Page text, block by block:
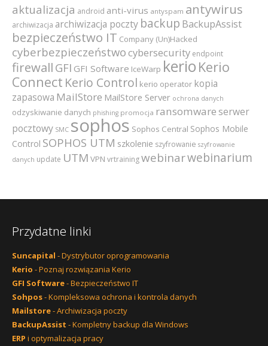
aktualizacja android anti-virus antyspam antywirus
archiwizacja archiwizacja poczty backup BackupAssist
bezpieczeństwo IT Company (Un)Hacked
cyberbezpieczeństwocybersecurity endpoint
firewall GFI GFI Software IceWarp kerio Kerio
Connect Kerio Control kerio operator kopia
zapasowa MailStore MailStore Server ochrona danych
odzyskiwanie danych phishing promocja ransomware serwer
pocztowy SMC sophos Sophos Central Sophos Mobile
Control SOPHOS UTM szkolenie szyfrowanie szyfrowanie
danych update UTM VPN vrtrainingwebinarwebinarium
Przydatne linki
Suncapital - Dystrybutor oprogramowania
Kerio - Poznaj rozwiązania Kerio
GFI Software- Bezpieczeństwo IT
Sohpos- Kompleksowa ochrona i kontrola danych
Mailstore- Archiwizacja poczty
BackupAssist - Kompletny backup dla Windows
ERP i optymalizacja pracy